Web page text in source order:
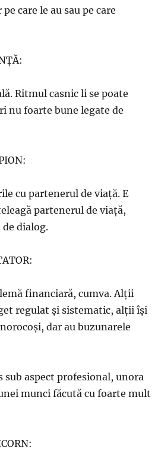
care le au sau pe care
Ritmul casnic li se poate
nu foarte bune legate de
cu partenerul de viață. E
partenerul de viață,
dialog.
financiară, cumva. Alții
regulat și sistematic, alții își
dar au buzunarele
aspect profesional, unora
munci făcută cu foarte mult